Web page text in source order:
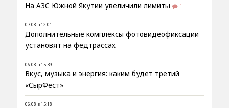
На АЗС Южной Якутии увеличили лимиты 1
07.08 в 12:01
Дополнительные комплексы фотовидеофиксации
установят на федтрассах
06.08 в 15:39
Вкус, музыка и энергия: каким будет третий
«СырФест»
06.08 в 15:18